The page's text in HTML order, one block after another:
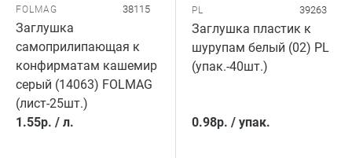
FOLMAG 38115
Заглушка
самоприлипающая к
конфирматам кашемир
серый (14063) FOLMAG
(лист-25шт.)
1.55р. / л.
PL 39263
Заглушка пластик к
шурупам белый (02) PL
(упак.-40шт.)
0.98р. / упак.